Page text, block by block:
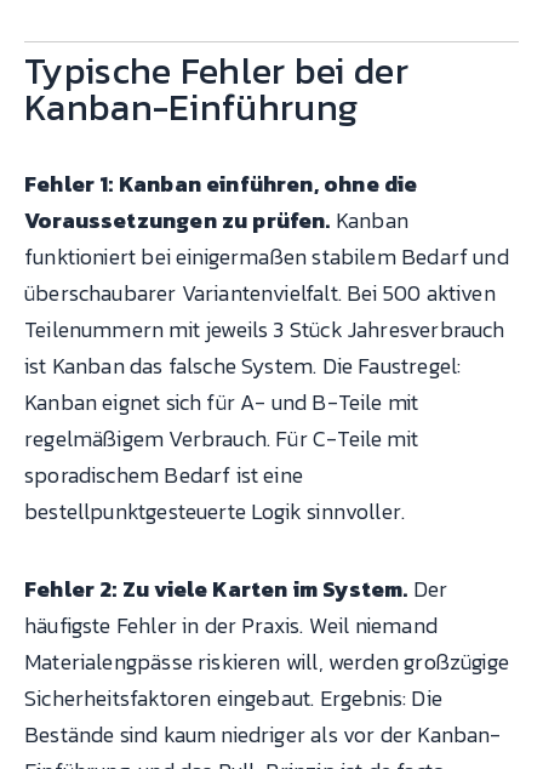
Typische Fehler bei der
Kanban-Einführung
Fehler 1: Kanban einführen, ohne die
Voraussetzungen zu prüfen. Kanban
funktioniert bei einigermaßen stabilem Bedarf und
überschaubarer Variantenvielfalt. Bei 500 aktiven
Teilenummern mit jeweils 3 Stück Jahresverbrauch
ist Kanban das falsche System. Die Faustregel:
Kanban eignet sich für A- und B-Teile mit
regelmäßigem Verbrauch. Für C-Teile mit
sporadischem Bedarf ist eine
bestellpunktgesteuerte Logik sinnvoller.
Fehler 2: Zu viele Karten im System. Der
häufigste Fehler in der Praxis. Weil niemand
Materialengpässe riskieren will, werden großzügige
Sicherheitsfaktoren eingebaut. Ergebnis: Die
Bestände sind kaum niedriger als vor der Kanban-